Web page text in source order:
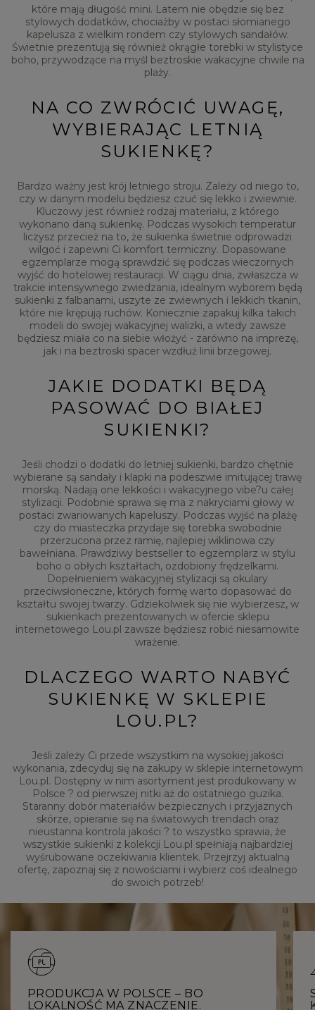
które mają długość mini. Latem nie obędzie się bez
stylowych dodatków, chociażby w postaci słomianego
kapelusza z wielkim rondem czy stylowych sandałów.
Świetnie prezentują się również okrągłe torebki w stylistyce
boho, przywodzące na myśl beztroskie wakacyjne chwile na
plaży.
NA CO ZWRÓCIĆ UWAGĘ,
WYBIERAJĄC LETNIĄ
SUKIENKĘ?
Bardzo ważny jest krój letniego stroju. Zależy od niego to,
czy w danym modelu będziesz czuć się lekko i zwiewnie.
Kluczowy jest również rodzaj materiału, z którego
wykonano daną sukienkę. Podczas wysokich temperatur
liczysz przecież na to, że sukienka świetnie odprowadzi
wilgoć i zapewni Ci komfort termiczny. Dopasowane
egzemplarze mogą sprawdzić się podczas wieczornych
wyjść do hotelowej restauracji. W ciągu dnia, zwłaszcza w
trakcie intensywnego zwiedzania, idealnym wyborem będą
sukienki z falbanami, uszyte ze zwiewnych i lekkich tkanin,
które nie krępują ruchów. Koniecznie zapakuj kilka takich
modeli do swojej wakacyjnej walizki, a wtedy zawsze
będziesz miała co na siebie włożyć - zarówno na imprezę,
jak i na beztroski spacer wzdłuż linii brzegowej.
JAKIE DODATKI BĘDĄ
PASOWAĆ DO BIAŁEJ
SUKIENKI?
Jeśli chodzi o dodatki do letniej sukienki, bardzo chętnie
wybierane są sandały i klapki na podeszwie imitującej trawę
morską. Nadają one lekkości i wakacyjnego vibe?u całej
stylizacji. Podobnie sprawa się ma z nakryciami głowy w
postaci zwariowanych kapeluszy. Podczas wyjść na plażę
czy do miasteczka przydaje się torebka swobodnie
przerzucona przez ramię, najlepiej wiklinowa czy
bawełniana. Prawdziwy bestseller to egzemplarz w stylu
boho o obłych kształtach, ozdobiony frędzelkami.
Dopełnieniem wakacyjnej stylizacji są okulary
przeciwsłoneczne, których formę warto dopasować do
kształtu swojej twarzy. Gdziekolwiek się nie wybierzesz, w
sukienkach prezentowanych w ofercie sklepu
internetowego Lou.pl zawsze będziesz robić niesamowite
wrażenie.
DLACZEGO WARTO NABYĆ
SUKIENKĘ W SKLEPIE
LOU.PL?
Jeśli zależy Ci przede wszystkim na wysokiej jakości
wykonania, zdecyduj się na zakupy w sklepie internetowym
Lou.pl. Dostępny w nim asortyment jest produkowany w
Polsce ? od pierwszej nitki aż do ostatniego guzika.
Staranny dobór materiałów bezpiecznych i przyjaznych
skórze, opieranie się na światowych trendach oraz
nieustanna kontrola jakości ? to wszystko sprawia, że
wszystkie sukienki z kolekcji Lou.pl spełniają najbardziej
wyśrubowane oczekiwania klientek. Przejrzyj aktualną
ofertę, zapoznaj się z nowościami i wybierz coś idealnego
do swoich potrzeb!
PRODUKCJA W POLSCE – BO
LOKALNOŚĆ MA ZNACZENIE.